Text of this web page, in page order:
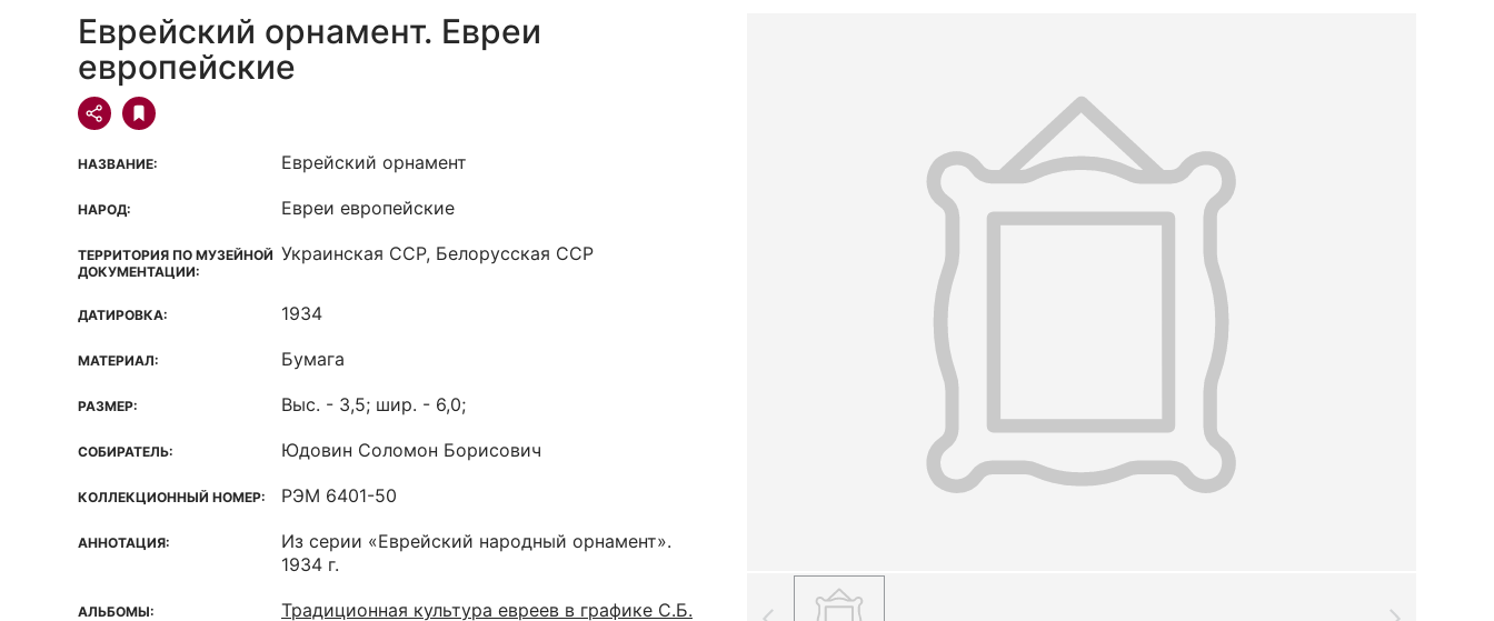
Еврейский орнамент. Евреи
европейские
НАЗВАНИЕ: Еврейский орнамент
НАРОД: Евреи европейские
ТЕРРИТОРИЯ ПО МУЗЕЙНОЙ
ДОКУМЕНТАЦИИ:
Украинская ССР, Белорусская ССР
ДАТИРОВКА: 1934
МАТЕРИАЛ: Бумага
РАЗМЕР: Выс. - 3,5; шир. - 6,0;
СОБИРАТЕЛЬ: Юдовин Соломон Борисович
КОЛЛЕКЦИОННЫЙ НОМЕР: РЭМ 6401-50
АННОТАЦИЯ:
Из серии «Еврейский народный орнамент».
1934 г.
АЛЬБОМЫ: Традиционная культура евреев в графике С.Б.